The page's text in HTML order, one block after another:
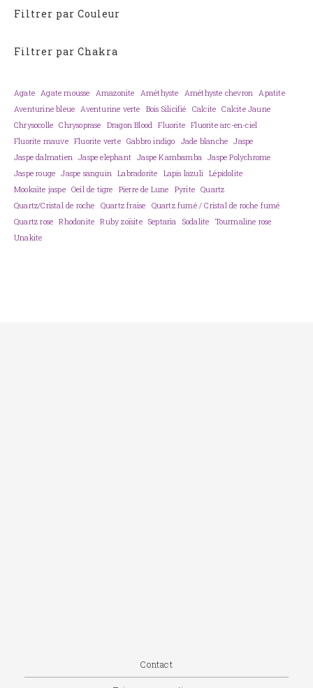
Filtrer par Couleur
Filtrer par Chakra
Agate Agate mousse Amazonite Améthyste Améthyste chevron
Apatite
Aventurine bleue
Aventurine verte Bois Silicifié Calcite
Calcite Jaune
Chrysocolle
Chrysoprase Dragon Blood Fluorite Fluorite arc-en-ciel
Fluorite mauve Fluorite verte Gabbro indigo Jade blanche
Jaspe
Jaspe dalmatien
Jaspe elephant Jaspe Kambamba
Jaspe Polychrome
Jaspe rouge
Jaspe sanguin Labradorite Lapis lazuli
Lépidolite
Mookaïte jaspe Oeil de tigre Pierre de Lune Pyrite Quartz
Quartz/Cristal de roche
Quartz fraise
Quartz fumé / Cristal de roche fumé
Quartz rose
Rhodonite Ruby zoïsite Septaria Sodalite
Tourmaline rose
Unakite
Contact